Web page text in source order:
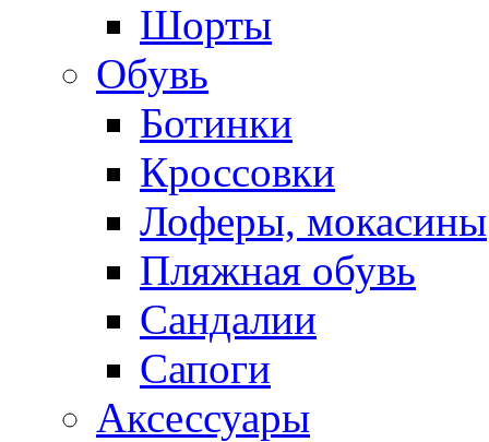
Шорты
Обувь
Ботинки
Кроссовки
Лоферы, мокасины
Пляжная обувь
Сандалии
Сапоги
Аксессуары